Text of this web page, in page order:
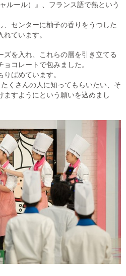
ルール）』、フランス語で熱という
センターに柚子の香りをうつした
ています。
ズを入れ、これらの層を引き立てる
コレートで包みました。
ばめています。
くさんの人に知ってもらいたい、そ
ますようにという願いを込めまし